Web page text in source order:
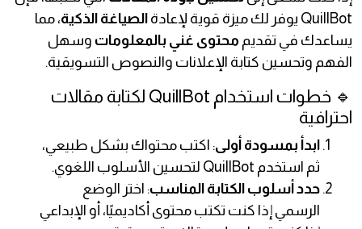
QuillBot يوفر لك ميزة قوية لإعادة
الصياغة الذكية، مما
يساعدك في تقديم محتوى غني بالمعلومات وسهل
الفهم وتحسين كتابة الإعلانات والنصوص التسويقية.
🔹 خطوات استخدام QuillBot لكتابة مقالات
احترافية
ابدأ بمسودة أولى: اكتب محتواك بشكل طبيعي،
ثم استخدم QuillBot لتحسين الأسلوب اللغوي.
حدد أسلوب الكتابة المناسب: اختر الوضع
الرسمي إذا كنت تكتب محتوى أكاديميًا، أو الإبداعي